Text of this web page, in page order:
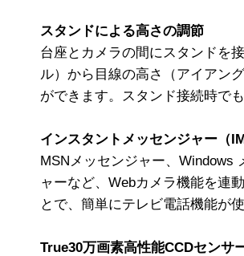
スタンドによる高さの調節
台座とカメラの間にスタンドを
ル）から目線の高さ（アイアン
ができます。スタンド接続時で
インスタントメッセンジャー（
MSNメッセンジャー、Windows
ャーなど、Webカメラ機能を連
とで、簡単にテレビ電話機能が
True30万画素高性能CCDセンサ